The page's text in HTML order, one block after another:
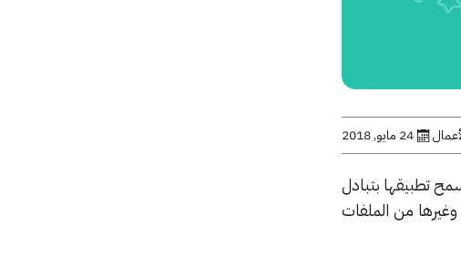
24 مايو, 2018
تطبيقها بتبادل
من الملفات